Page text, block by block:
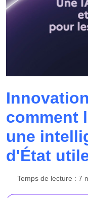
comment
une
d'État
Temps de lecture : 7